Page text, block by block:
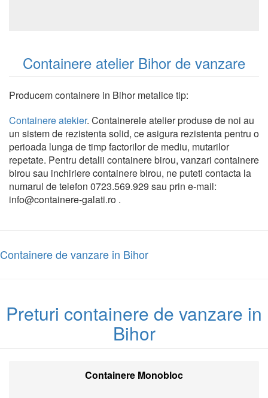
Containere atelier Bihor de vanzare
Producem containere in Bihor metalice tip:
Containere atekier. Containerele atelier produse de noi au
un sistem de rezistenta solid, ce asigura rezistenta pentru o
perioada lunga de timp factorilor de mediu, mutarilor
repetate. Pentru detalii containere birou, vanzari containere
birou sau inchiriere containere birou, ne puteti contacta la
numarul de telefon 0723.569.929 sau prin e-mail:
info@containere-galati.ro .
Containere de vanzare in Bihor
Preturi containere de vanzare in
Bihor
Containere Monobloc